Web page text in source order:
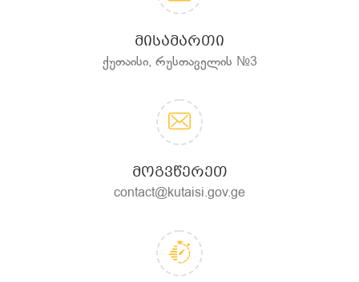
ᲛᲘᲡᲐᲛᲐᲠᲗᲘ
ქუთაისი, რუსთაველის №3
ᲛᲝᲒᲕᲬᲔᲠᲔᲗ
contact@kutaisi.gov.ge